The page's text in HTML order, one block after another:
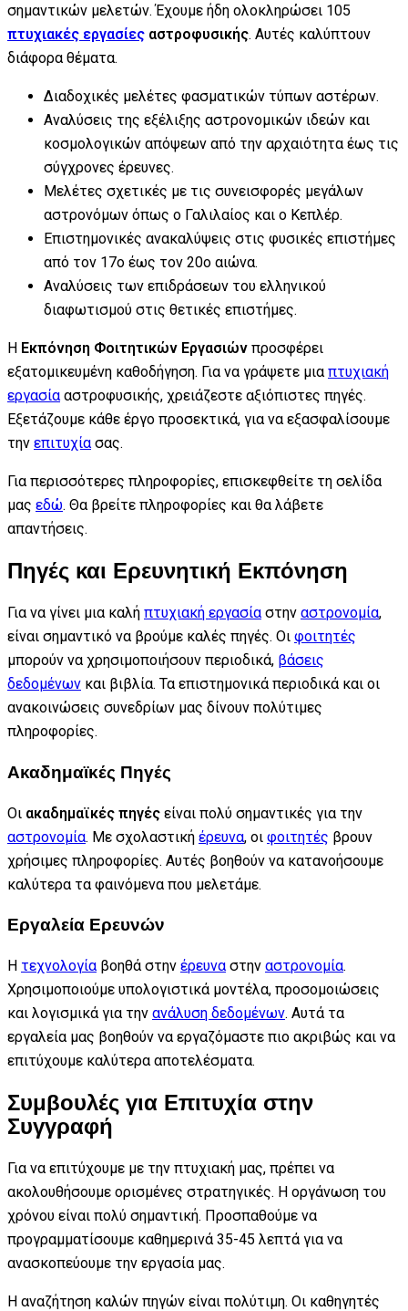
σημαντικών μελετών. Έχουμε ήδη ολοκληρώσει 105
πτυχιακές εργασίες αστροφυσικής. Αυτές καλύπτουν
διάφορα θέματα.
Διαδοχικές μελέτες φασματικών τύπων αστέρων.
Αναλύσεις της εξέλιξης αστρονομικών ιδεών και
κοσμολογικών απόψεων από την αρχαιότητα έως τις
σύγχρονες έρευνες.
Μελέτες σχετικές με τις συνεισφορές μεγάλων
αστρονόμων όπως ο Γαλιλαίος και ο Κεπλέρ.
Επιστημονικές ανακαλύψεις στις φυσικές επιστήμες
από τον 17ο έως τον 20ο αιώνα.
Αναλύσεις των επιδράσεων του ελληνικού
διαφωτισμού στις θετικές επιστήμες.
Η Εκπόνηση Φοιτητικών Εργασιών προσφέρει
εξατομικευμένη καθοδήγηση. Για να γράψετε μιαπτυχιακή
εργασίααστροφυσικής, χρειάζεστε αξιόπιστες πηγές.
Εξετάζουμε κάθε έργο προσεκτικά, για να εξασφαλίσουμε
την επιτυχίασας.
Για περισσότερες πληροφορίες, επισκεφθείτε τη σελίδα
μας εδώ. Θα βρείτε πληροφορίες και θα λάβετε
απαντήσεις.
Πηγές και Ερευνητική Εκπόνηση
Για να γίνει μια καλή πτυχιακή εργασίαστην αστρονομία,
είναι σημαντικό να βρούμε καλές πηγές. Οι φοιτητές
μπορούν να χρησιμοποιήσουν περιοδικά, βάσεις
δεδομένων και βιβλία. Τα επιστημονικά περιοδικά και οι
ανακοινώσεις συνεδρίων μας δίνουν πολύτιμες
πληροφορίες.
Ακαδημαϊκές Πηγές
Οι ακαδημαϊκές πηγές είναι πολύ σημαντικές για την
αστρονομία. Με σχολαστική έρευνα, οι φοιτητές βρουν
χρήσιμες πληροφορίες. Αυτές βοηθούν να κατανοήσουμε
καλύτερα τα φαινόμενα που μελετάμε.
Εργαλεία Ερευνών
Η τεχνολογίαβοηθά στην έρευναστην αστρονομία.
Χρησιμοποιούμε υπολογιστικά μοντέλα, προσομοιώσεις
και λογισμικά για την ανάλυση δεδομένων. Αυτά τα
εργαλεία μας βοηθούν να εργαζόμαστε πιο ακριβώς και να
επιτύχουμε καλύτερα αποτελέσματα.
Συμβουλές για Επιτυχία στην
Συγγραφή
Για να επιτύχουμε με την πτυχιακή μας, πρέπει να
ακολουθήσουμε ορισμένες στρατηγικές. Η οργάνωση του
χρόνου είναι πολύ σημαντική. Προσπαθούμε να
προγραμματίσουμε καθημερινά 35-45 λεπτά για να
ανασκοπεύουμε την εργασία μας.
Η αναζήτηση καλών πηγών είναι πολύτιμη. Οι καθηγητές